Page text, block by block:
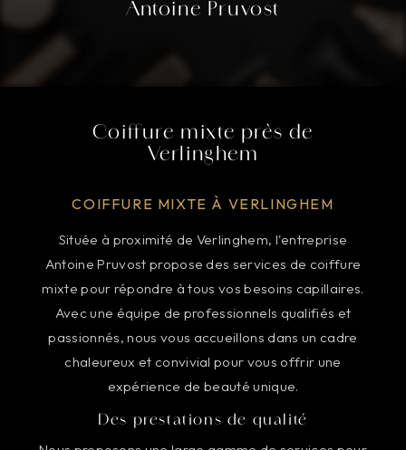
Antoine Pruvost
Coiffure mixte près de
Verlinghem
COIFFURE MIXTE À VERLINGHEM
Située à proximité de Verlinghem, l'entreprise
Antoine Pruvost propose des services de coiffure
mixte pour répondre à tous vos besoins capillaires.
Avec une équipe de professionnels qualifiés et
passionnés, nous vous accueillons dans un cadre
chaleureux et convivial pour vous offrir une
expérience de beauté unique.
Des prestations de qualité